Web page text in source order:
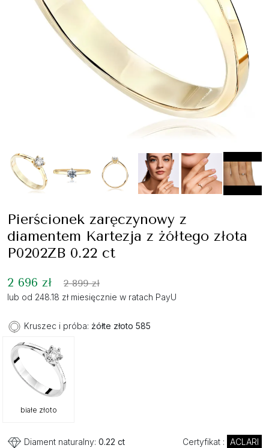
Pierścionek zaręczynowy z
diamentem Kartezja z żółtego złota
P0202ZB 0.22 ct
2 696 zł 2 899 zł
lub od 248.18 zł miesięcznie w ratach PayU
Kruszec i próba: żółte złoto 585
białe złoto
Diament naturalny: 0.22 ct Certyfikat : ACLARI